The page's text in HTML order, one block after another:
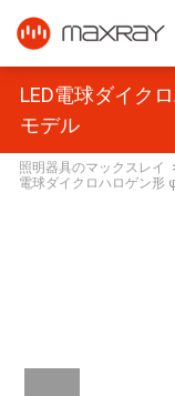
LED電球ダイク
モデル
照明器具のマックスレイ
電球ダイクロハロゲン